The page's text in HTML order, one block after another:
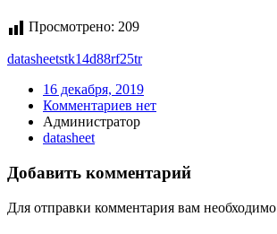
Просмотрено: 209
datasheetstk14d88rf25tr
16 декабря, 2019
Комментариев нет
Администратор
datasheet
Добавить комментарий
Для отправки комментария вам необходимо